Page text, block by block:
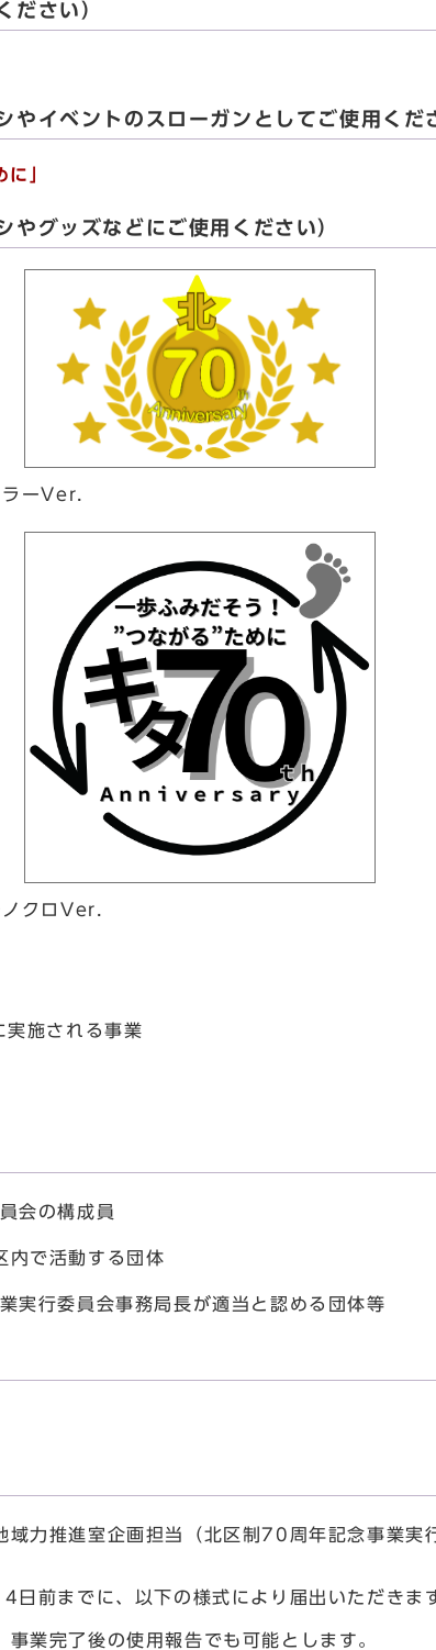
ださい）
やイベントのスローガンとしてご使用くだ
に」
やグッズなどにご使用ください）
ラーVer．
ノクロVer．
施される事業
会の構成員
内で活動する団体
実行委員会事務局長が適当と認める団体等
力推進室企画担当（北区制70周年記念事業実
日前までに、以下の様式により届出いただきま
業完了後の使用報告でも可能とします。